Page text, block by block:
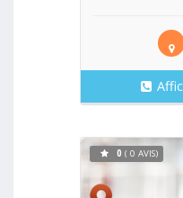
0 ( 0 AVIS)